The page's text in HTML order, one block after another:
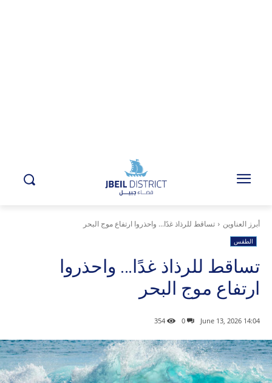
أبرز العناوين تساقط للرذاذ غدًا... واحذروا ارتفاع موج البحر
الطقس
تساقط للرذاذ غدًا… واحذروا
ارتفاع موج البحر
14:04 2026 ,June 13
0
354